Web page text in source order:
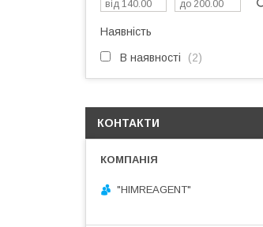
Наявність
В наявності 2
КОНТАКТИ
"HIMREAGENT"